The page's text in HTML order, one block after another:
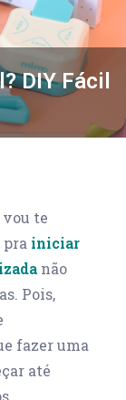
DIY Fácil
vou te
iniciar
não
Pois,
fazer uma
até